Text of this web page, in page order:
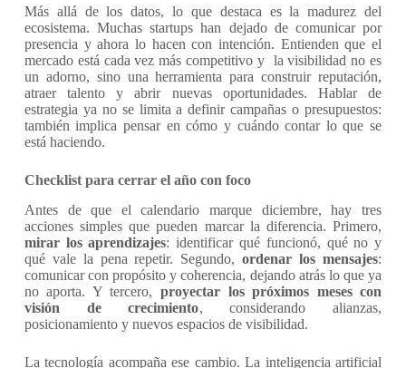
Más allá de los datos, lo que destaca es la madurez del
ecosistema. Muchas startups han dejado de comunicar por
presencia y ahora lo hacen con intención. Entienden que el
mercado está cada vez más competitivo y la visibilidad no es
un adorno, sino una herramienta para construir reputación,
atraer talento y abrir nuevas oportunidades. Hablar de
estrategia ya no se limita a definir campañas o presupuestos:
también implica pensar en cómo y cuándo contar lo que se
está haciendo.
Checklist para cerrar el año con foco
Antes de que el calendario marque diciembre, hay tres
acciones simples que pueden marcar la diferencia. Primero,
mirar los aprendizajes: identificar qué funcionó, qué no y
qué vale la pena repetir. Segundo, ordenar los mensajes:
comunicar con propósito y coherencia, dejando atrás lo que ya
no aporta. Y tercero, proyectar los próximos meses con
visión de crecimiento, considerando alianzas,
posicionamiento y nuevos espacios de visibilidad.
La tecnología acompaña ese cambio. La inteligencia artificial